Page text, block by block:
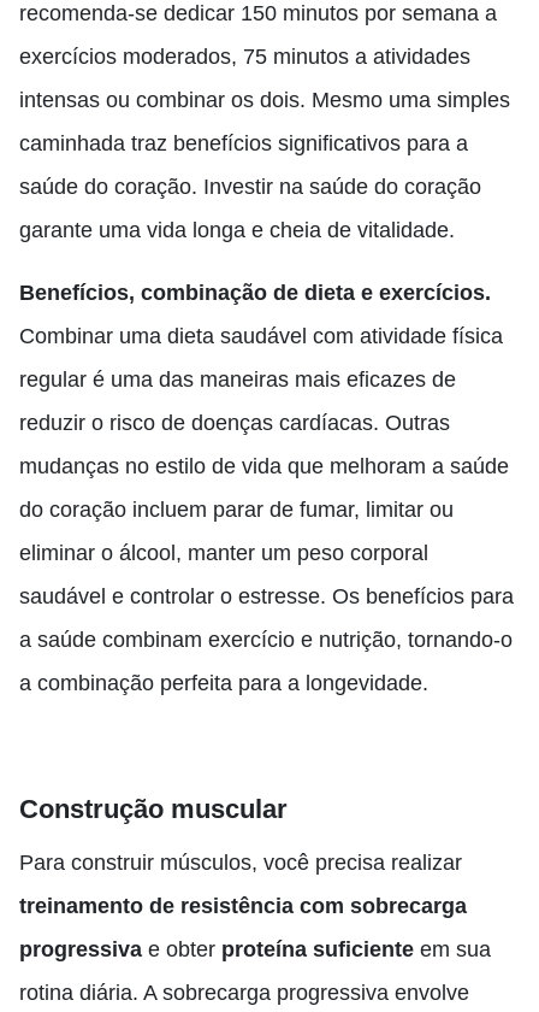
recomenda-se dedicar 150 minutos por semana a
exercícios moderados, 75 minutos a atividades
intensas ou combinar os dois. Mesmo uma simples
caminhada traz benefícios significativos para a
saúde do coração. Investir na saúde do coração
garante uma vida longa e cheia de vitalidade.
Benefícios, combinação de dieta e exercícios.
Combinar uma dieta saudável com atividade física
regular é uma das maneiras mais eficazes de
reduzir o risco de doenças cardíacas. Outras
mudanças no estilo de vida que melhoram a saúde
do coração incluem parar de fumar, limitar ou
eliminar o álcool, manter um peso corporal
saudável e controlar o estresse. Os benefícios para
a saúde combinam exercício e nutrição, tornando-o
a combinação perfeita para a longevidade.
Construção muscular
Para construir músculos, você precisa realizar
treinamento de resistência com sobrecarga
progressiva e obter proteína suficiente em sua
rotina diária. A sobrecarga progressiva envolve